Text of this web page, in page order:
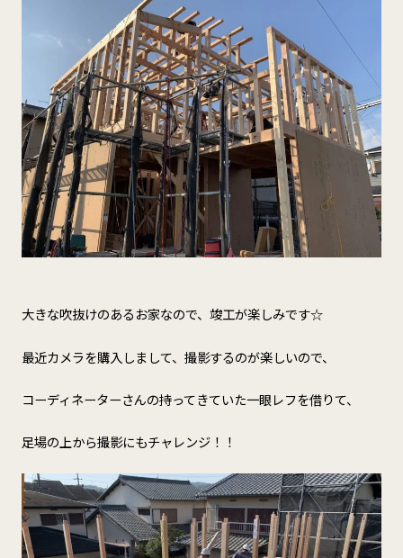
大きな吹抜けのあるお家なので、竣工が楽しみです☆
最近カメラを購入しまして、撮影するのが楽しいので、
コーディネーターさんの持ってきていた一眼レフを借りて、
足場の上から撮影にもチャレンジ！！